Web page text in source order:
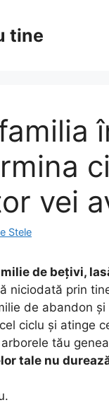
tine
vei
Stele
de bețivi,
niciodată prin
de abandon
ciclu și atinge
tău
tale nu